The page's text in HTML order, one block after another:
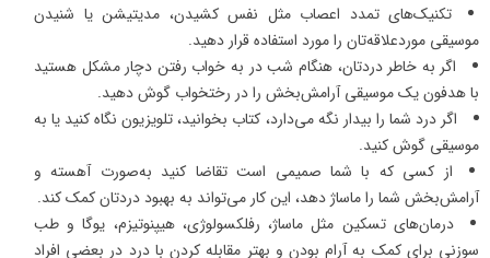
تکنیک‌های تمدد اعصاب مثل نفس کشیدن، مدیتیشن یا شنیدن
موسیقی موردعلاقه‌تان را مورد استفاده قرار دهید.
اگر به خاطر دردتان، هنگام شب در به خواب رفتن دچار مشکل هستید
با هدفون یک موسیقی آرامش‌بخش را در رختخواب گوش دهید.
اگر درد شما را بیدار نگه می‌دارد، کتاب بخوانید، تلویزیون نگاه کنید یا به
موسیقی گوش کنید.
از کسی که با شما صمیمی است تقاضا کنید به‌صورت آهسته و
آرامش‌بخش شما را ماساژ دهد، این کار می‌تواند به بهبود دردتان کمک کند.
درمان‌های تسکین مثل ماساژ، رفلکسولوژی، هیپنوتیزم، یوگا و طب
سوزنی برای کمک به آرام بودن و بهتر مقابله کردن با درد در بعضی افراد